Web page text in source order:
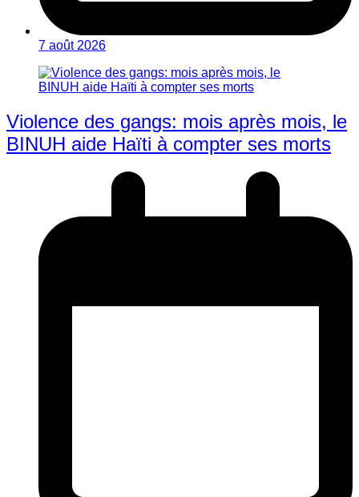
7 août 2026
Violence des gangs: mois après mois, le
BINUH aide Haïti à compter ses morts